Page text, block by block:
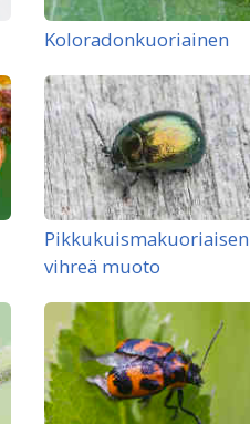
Koloradonkuoriainen
Pikkukuismakuoriaisen
vihreä muoto